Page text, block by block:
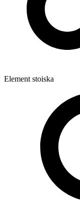
Element stoiska